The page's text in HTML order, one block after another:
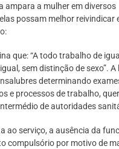
ampara a mulher em diversos
possam melhor reivindicar
que: “A todo trabalho de
sem distinção de sexo”. A
determinando
e processos de trabalho, quer
de autoridades
ao serviço, a ausência da
compulsório por motivo de